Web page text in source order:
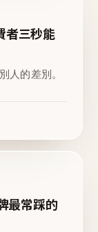
者三秒能
人的差別。
最常踩的